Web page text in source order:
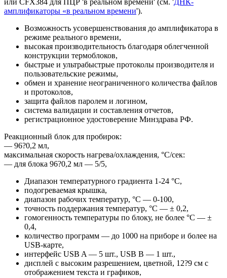
или CFX384 для ПЦР 'в реальном времени' (см. 'ДНК-
амплификаторы «в реальном времени').
Возможность усовершенствования до амплификатора в
режиме реального времени,
высокая производительность благодаря облегченной
конструкции термоблоков,
быстрые и ультрабыстрые протоколы производителя и
пользовательские режимы,
обмен и хранение неограниченного количества файлов
и протоколов,
защита файлов паролем и логином,
система валидации и составления отчетов,
регистрационное удостоверение Минздрава РФ.
Реакционный блок для пробирок:
— 96?0,2 мл,
максимальная скорость нагрева/охлаждения, °С/сек:
— для блока 96?0,2 мл — 5/5,
Диапазон температурного градиента 1-24 °С,
подогреваемая крышка,
диапазон рабочих температур, °C — 0-100,
точность поддержания температур, °C — ± 0,2,
гомогенность температуры по блоку, не более °C — ±
0,4,
количество программ — до 1000 на приборе и более на
USB-карте,
интерфейс USB A — 5 шт., USB B — 1 шт.,
дисплей с высоким разрешением, цветной, 12?9 см c
отображением текста и графиков,